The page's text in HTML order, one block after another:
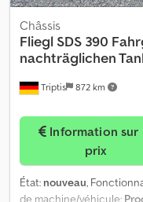
Triptis 872 km
Châssis
Fliegl SDS 390
nachträglichen
prix
État: nouveau,
de machine/véhicule: